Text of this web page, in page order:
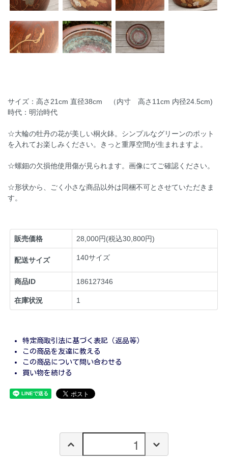
サイズ：高さ21cm 直径38cm （内寸 高さ11cm 内径24.5cm)
時代：明治時代
☆大輪の牡丹の花が美しい桐火鉢。シンプルなグリーンのポット
を入れてお楽しみください。きっと重厚空間が生まれますよ。
☆螺鈿の欠損他使用傷が見られます。画像にてご確認ください。
☆形状から、ごく小さな商品以外は同梱不可とさせていただきま
す。
販売価格 28,000円(税込30,800円)
配送サイズ 140サイズ
商品ID 186127346
在庫状況 1
特定商取引法に基づく表記（返品等）
この商品を友達に教える
この商品について問い合わせる
買い物を続ける